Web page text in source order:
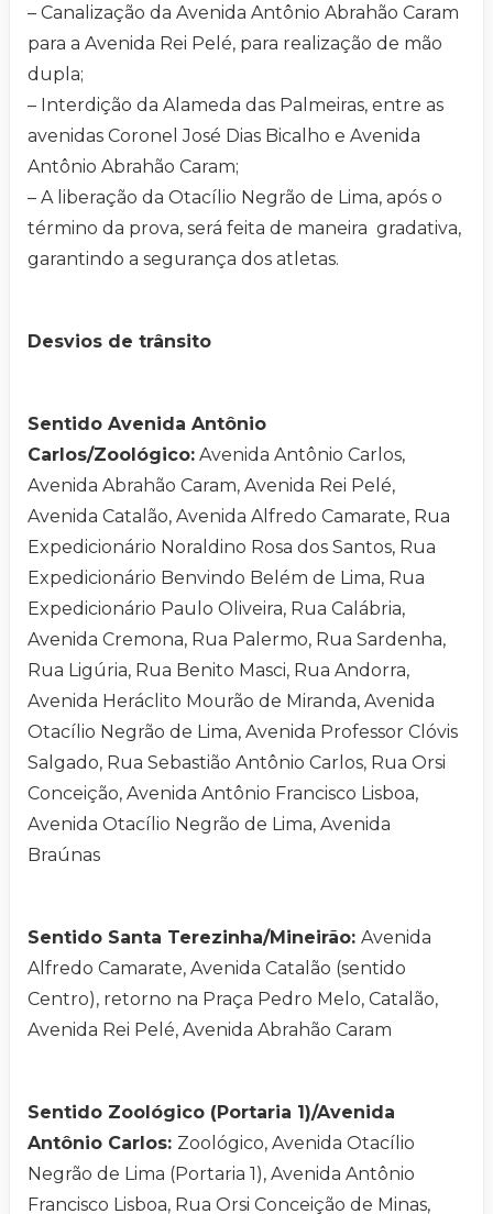
– Canalização da Avenida Antônio Abrahão Caram
para a Avenida Rei Pelé, para realização de mão
dupla;
– Interdição da Alameda das Palmeiras, entre as
avenidas Coronel José Dias Bicalho e Avenida
Antônio Abrahão Caram;
– A liberação da Otacílio Negrão de Lima, após o
término da prova, será feita de maneira gradativa,
garantindo a segurança dos atletas.
Desvios de trânsito
Sentido Avenida Antônio
Carlos/Zoológico: Avenida Antônio Carlos,
Avenida Abrahão Caram, Avenida Rei Pelé,
Avenida Catalão, Avenida Alfredo Camarate, Rua
Expedicionário Noraldino Rosa dos Santos, Rua
Expedicionário Benvindo Belém de Lima, Rua
Expedicionário Paulo Oliveira, Rua Calábria,
Avenida Cremona, Rua Palermo, Rua Sardenha,
Rua Ligúria, Rua Benito Masci, Rua Andorra,
Avenida Heráclito Mourão de Miranda, Avenida
Otacílio Negrão de Lima, Avenida Professor Clóvis
Salgado, Rua Sebastião Antônio Carlos, Rua Orsi
Conceição, Avenida Antônio Francisco Lisboa,
Avenida Otacílio Negrão de Lima, Avenida
Braúnas
Sentido Santa Terezinha/Mineirão: Avenida
Alfredo Camarate, Avenida Catalão (sentido
Centro), retorno na Praça Pedro Melo, Catalão,
Avenida Rei Pelé, Avenida Abrahão Caram
Sentido Zoológico (Portaria 1)/Avenida
Antônio Carlos: Zoológico, Avenida Otacílio
Negrão de Lima (Portaria 1), Avenida Antônio
Francisco Lisboa, Rua Orsi Conceição de Minas,